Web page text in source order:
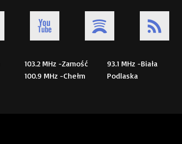
103.2 MHz -Zamość
100.9 MHz -Chełm
93.1 MHz -Biała
Podlaska